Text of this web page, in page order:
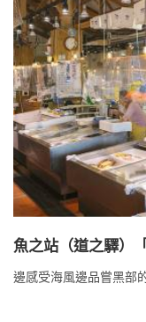
魚之站（道之驛）「
邊感受海風邊品嘗黑部